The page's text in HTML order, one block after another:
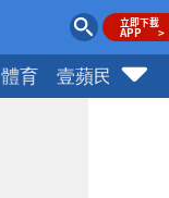
體育 壹蘋民調